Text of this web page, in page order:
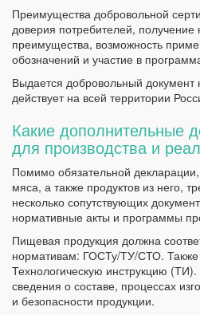
Преимущества добровольной
доверия потребителей, получение
преимущества, возможность
обозначений и участие в
Выдается добровольный документ
действует на всей территории
Какие дополнительные
для производства и
Помимо обязательной
мяса, а также продуктов из него,
несколько сопутствующих
нормативные акты и программы
Пищевая продукция должна
нормативам: ГОСТу/ТУ/СТО. Также
Технологическую инструкцию
сведения о составе, процессах
и безопасности продукции.